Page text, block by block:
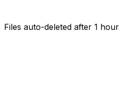
Files auto-deleted after 1 hour